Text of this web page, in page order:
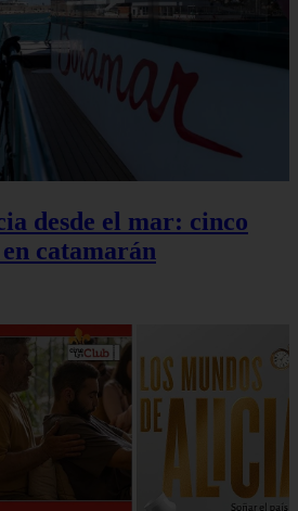
desde el mar: cinco
catamarán